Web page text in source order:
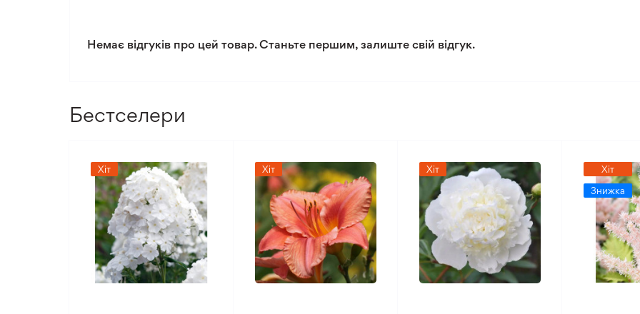
Немає відгуків про цей товар. Станьте першим, залиште свій відгук.
Бестселери
Хіт Хіт Хіт
Хіт
Знижка